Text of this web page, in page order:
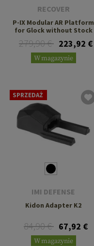
RECOVER
P-IX Modular AR Platform
for Glock without Stock
279,90 € 223,92 €
W magazynie
SPRZEDAŻ
IMI DEFENSE
Kidon Adapter K2
84,90 € 67,92 €
W magazynie